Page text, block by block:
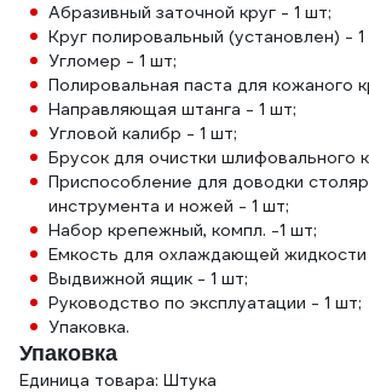
Абразивный заточной круг - 1 шт;
Круг полировальный (установлен) - 1
Угломер - 1 шт;
Полировальная паста для кожаного
Направляющая штанга - 1 шт;
Угловой калибр - 1 шт;
Брусок для очистки шлифовального
Приспособление для доводки
инструмента и ножей - 1 шт;
Набор крепежный, компл. -1 шт;
Емкость для охлаждающей жидкости
Выдвижной ящик - 1 шт;
Руководство по эксплуатации - 1 шт;
Упаковка.
Упаковка
Единица товара: Штука